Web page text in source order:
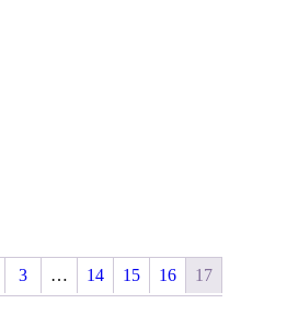
3 … 14 15 16 17